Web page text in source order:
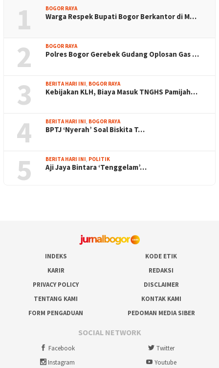
1 BOGOR RAYA
Warga Respek Bupati Bogor Berkantor di M…
2 BOGOR RAYA
Polres Bogor Gerebek Gudang Oplosan Gas …
3 BERITA HARI INI, BOGOR RAYA
Kebijakan KLH, Biaya Masuk TNGHS Pamijah…
4 BERITA HARI INI, BOGOR RAYA
BPTJ ‘Nyerah’ Soal Biskita T…
5 BERITA HARI INI, POLITIK
Aji Jaya Bintara ‘Tenggelam’…
INDEKS
KODE ETIK
KARIR
REDAKSI
PRIVACY POLICY
DISCLAIMER
TENTANG KAMI
KONTAK KAMI
FORM PENGADUAN
PEDOMAN MEDIA SIBER
SOCIAL NETWORK
Facebook
Twitter
Instagram
Youtube